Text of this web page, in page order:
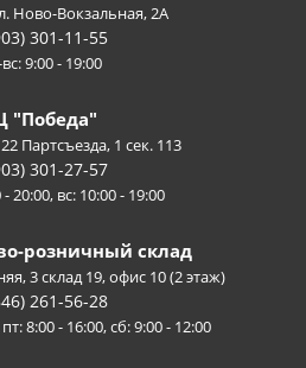
Ново-Вокзальная, 2А
301-11-55
9:00 - 19:00
"Победа"
Партсъезда, 1 сек. 113
301-27-57
20:00, вс: 10:00 - 19:00
розничный склад
3 склад 19, офис 10 (2 этаж)
261-56-28
8:00 - 16:00, сб: 9:00 - 12:00